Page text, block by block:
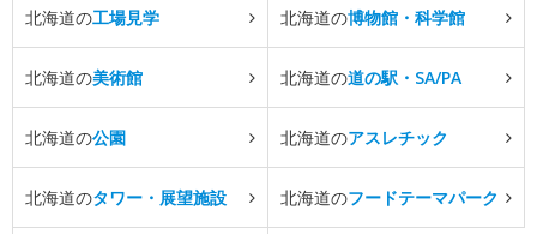
北海道の工場見学 北海道の博物館・科学館
北海道の美術館 北海道の道の駅・SA/PA
北海道の公園 北海道のアスレチック
北海道のタワー・展望施設 北海道のフードテーマパーク